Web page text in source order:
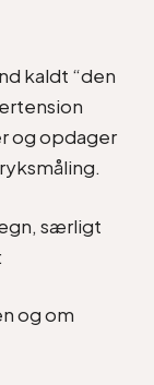
kaldt “den
og opdager
særligt
og om